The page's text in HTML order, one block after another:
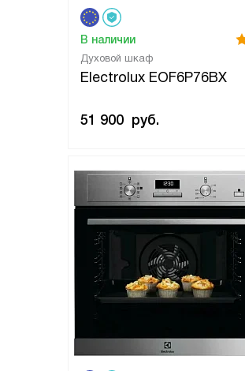
Духовой шкаф
Electrolux EOF6P76BX
В наличии
51 900 руб.